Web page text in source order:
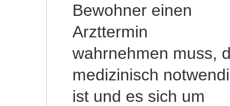
Bewohner einen
Arzttermin
wahrnehmen muss,
medizinisch
ist und es sich um